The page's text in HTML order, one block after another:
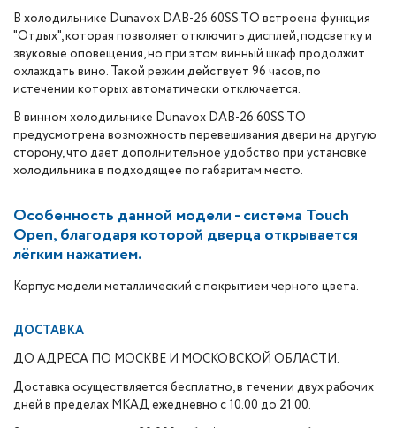
В холодильнике Dunavox DAB-26.60SS.TO встроена функция
"Отдых", которая позволяет отключить дисплей, подсветку и
звуковые оповещения, но при этом винный шкаф продолжит
охлаждать вино. Такой режим действует 96 часов, по
истечении которых автоматически отключается.
В винном холодильнике Dunavox DAB-26.60SS.TO
предусмотрена возможность перевешивания двери на другую
сторону, что дает дополнительное удобство при установке
холодильника в подходящее по габаритам место.
Особенность данной модели - система Touch
Open, благодаря которой дверца открывается
лёгким нажатием.
Корпус модели металлический с покрытием черного цвета.
ДОСТАВКА
ДО АДРЕСА ПО МОСКВЕ И МОСКОВСКОЙ ОБЛАСТИ.
Доставка осуществляется бесплатно, в течении двух рабочих
дней в пределах МКАД ежедневно с 10.00 до 21.00.